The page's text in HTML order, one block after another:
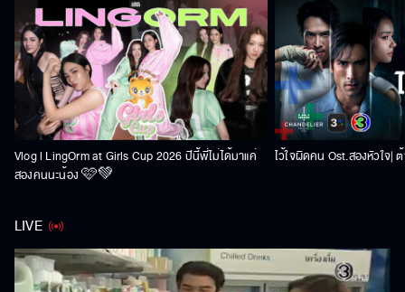
Vlog l LingOrm at Girls Cup 2026 ปีนี้พี่ไม่ได้มาแค่
สองคนนะน้อง 🩷💚
ไว้ใจผิดคน Ost.สองหัวใจ|
LIVE